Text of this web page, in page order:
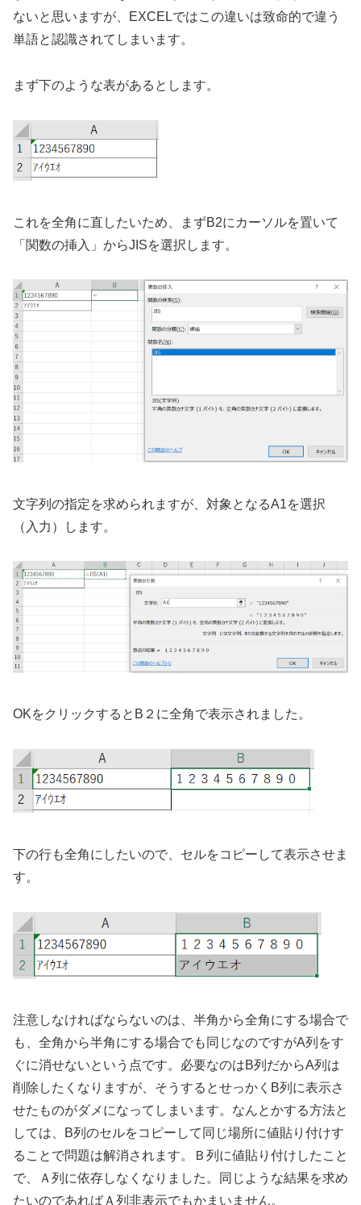
ないと思いますが、EXCELではこの違いは致命的で違う
単語と認識されてしまいます。
まず下のような表があるとします。
これを全角に直したいため、まずB2にカーソルを置いて
「関数の挿入」からJISを選択します。
文字列の指定を求められますが、対象となるA1を選択
（入力）します。
OKをクリックするとB２に全角で表示されました。
下の行も全角にしたいので、セルをコピーして表示させま
す。
注意しなければならないのは、半角から全角にする場合で
も、全角から半角にする場合でも同じなのですがA列をす
ぐに消せないという点です。必要なのはB列だからA列は
削除したくなりますが、そうするとせっかくB列に表示さ
せたものがダメになってしまいます。なんとかする方法と
しては、B列のセルをコピーして同じ場所に値貼り付けす
ることで問題は解消されます。Ｂ列に値貼り付けしたこと
で、Ａ列に依存しなくなりました。同じような結果を求め
たいのであればＡ列非表示でもかまいません。